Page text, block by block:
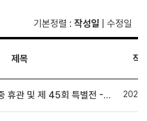
기본정렬 : 작성일 수정일
제목 작
2026년 여름 방학 중 휴관 및 제 45회 특별전 -석주선을 잇는 우리에게- 변경사항 안내